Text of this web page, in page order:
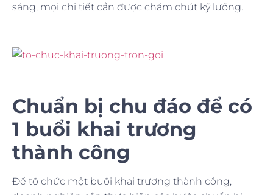
sáng, mọi chi tiết cần được chăm chút kỹ lưỡng.
Chuẩn bị chu đáo để có
1 buổi khai trương
thành công
Để tổ chức một buổi khai trương thành công,